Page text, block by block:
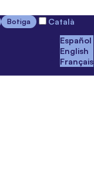
Botiga
Català
Español
English
Français